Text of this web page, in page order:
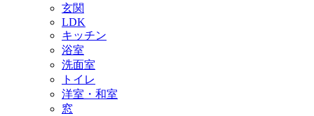
玄関
LDK
キッチン
浴室
洗面室
トイレ
洋室・和室
窓